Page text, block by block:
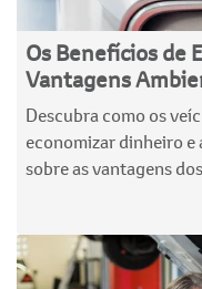
Os Benefícios de
Vantagens
Descubra como os
economizar dinheiro e
sobre as vantagens